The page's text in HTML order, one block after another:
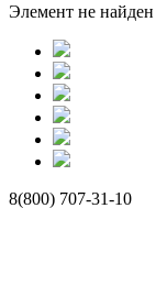
Элемент не найден
8(800) 707-31-10